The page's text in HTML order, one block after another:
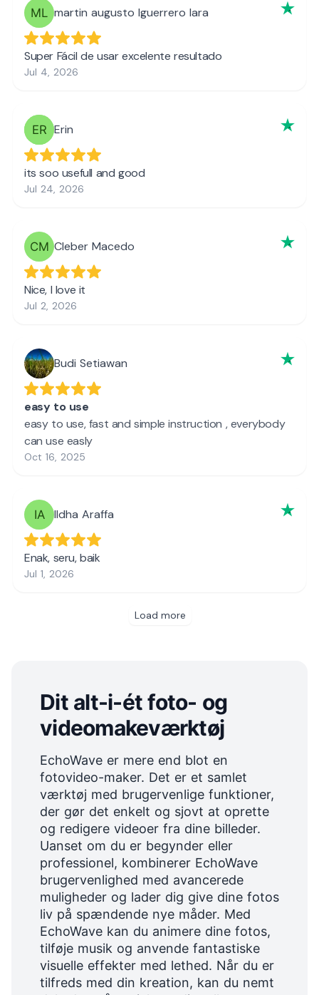
Dit alt-i-ét foto- og
videomakeværktøj
EchoWave er mere end blot en
fotovideo-maker. Det er et samlet
værktøj med brugervenlige funktioner,
der gør det enkelt og sjovt at oprette
og redigere videoer fra dine billeder.
Uanset om du er begynder eller
professionel, kombinerer EchoWave
brugervenlighed med avancerede
muligheder og lader dig give dine fotos
liv på spændende nye måder. Med
EchoWave kan du animere dine fotos,
tilføje musik og anvende fantastiske
visuelle effekter med lethed. Når du er
tilfreds med din kreation, kan du nemt